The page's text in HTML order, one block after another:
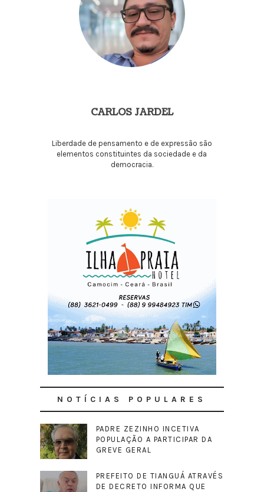
CARLOS JARDEL
Liberdade de pensamento e de expressão são
elementos constituintes da sociedade e da
democracia.
NOTÍCIAS POPULARES
PADRE ZEZINHO INCETIVA
POPULAÇÃO A PARTICIPAR DA
GREVE GERAL
PREFEITO DE TIANGUÁ ATRAVÉS
DE DECRETO INFORMA QUE